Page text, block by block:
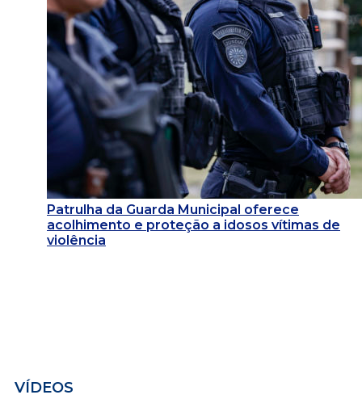
Patrulha da Guarda Municipal oferece
acolhimento e proteção a idosos vítimas de
violência
VÍDEOS